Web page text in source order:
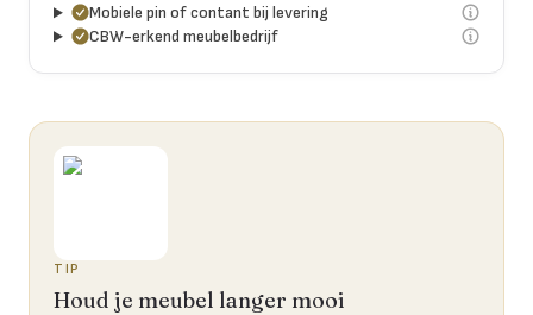
Mobiele pin of contant bij levering
CBW-erkend meubelbedrijf
TIP
Houd je meubel langer mooi